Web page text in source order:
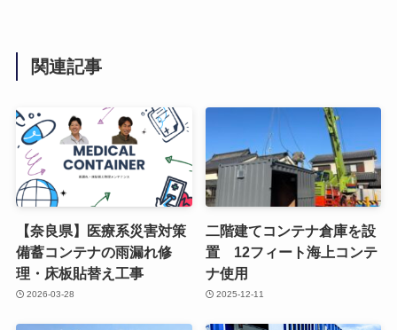
関連記事
【奈良県】医療系災害対策
備蓄コンテナの雨漏れ修
理・床板貼替え工事
2026-03-28
二階建てコンテナ倉庫を設
置 12フィート海上コンテ
ナ使用
2025-12-11